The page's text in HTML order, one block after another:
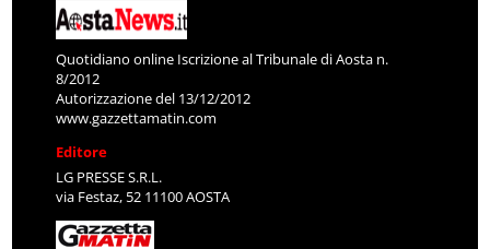
Quotidiano online Iscrizione al Tribunale di Aosta n.
8/2012
Autorizzazione del 13/12/2012
www.gazzettamatin.com
Editore
LG PRESSE S.R.L.
via Festaz, 52 11100 AOSTA